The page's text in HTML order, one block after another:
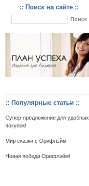
:: Поиск на сайте ::
:: Популярные статьи ::
Супер-предложение для удобных
покупок!
Мир сказки с Орифлэйм
Новая победа Орифлэйм!